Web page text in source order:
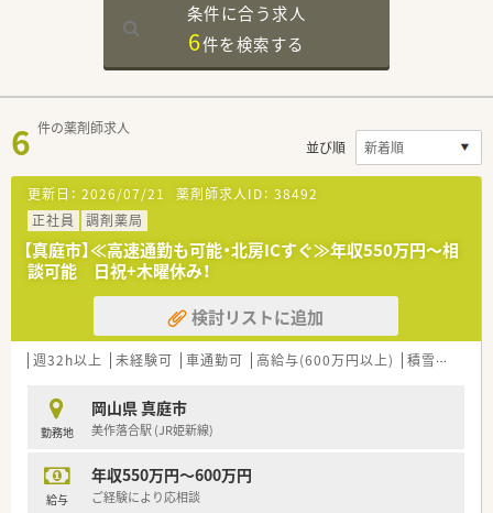
条件に合う求人
6件を検索する
6 件の薬剤師求人
並び順
更新日： 2026/07/21 薬剤師求人ID： 38492
正社員
調剤薬局
【真庭市】≪高速通勤も可能・北房ICすぐ≫年収550万円～相
談可能 日祝+木曜休み！
検討リストに追加
週32h以上 未経験可 車通勤可 高給与(600万円以上) 積雪なし
勤務地
岡山県 真庭市
美作落合駅 (JR姫新線)
給与
年収550万円～600万円
ご経験により応相談